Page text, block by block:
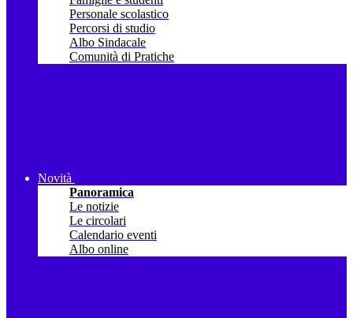
Personale scolastico
Percorsi di studio
Albo Sindacale
Comunità di Pratiche
Novità
Panoramica
Le notizie
Le circolari
Calendario eventi
Albo online